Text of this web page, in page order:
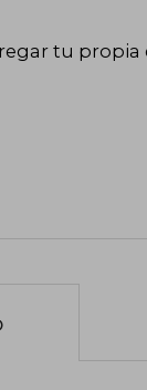
tu propia